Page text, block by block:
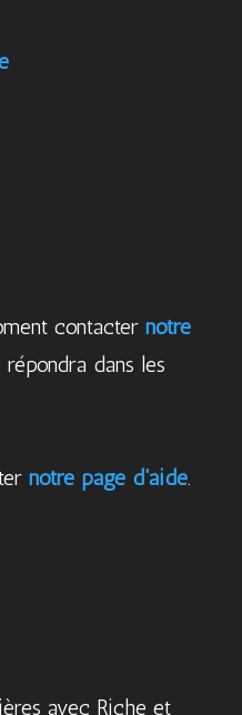
contacter notre
dans les
notre page d'aide.
avec Riche et